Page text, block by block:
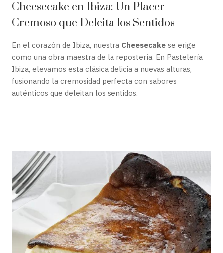
Cheesecake en Ibiza: Un Placer
Cremoso que Deleita los Sentidos
En el corazón de Ibiza, nuestra Cheesecake se erige
como una obra maestra de la repostería. En Pastelería
Ibiza, elevamos esta clásica delicia a nuevas alturas,
fusionando la cremosidad perfecta con sabores
auténticos que deleitan los sentidos.